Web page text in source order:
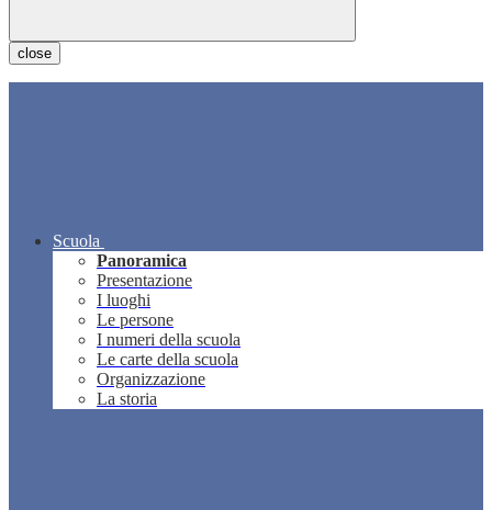
close
Scuola
Panoramica
Presentazione
I luoghi
Le persone
I numeri della scuola
Le carte della scuola
Organizzazione
La storia